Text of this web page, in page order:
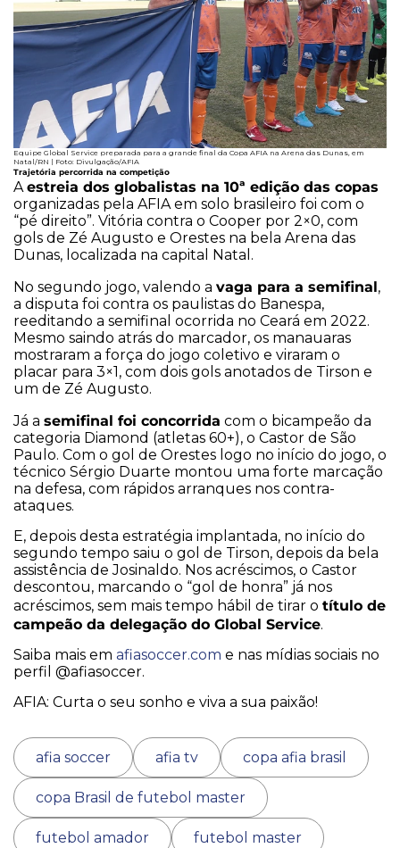
Equipe Global Service preparada para a grande final da Copa AFIA na Arena das Dunas, em
Natal/RN | Foto: Divulgação/AFIA
Trajetória percorrida na competição
Aestreia dos globalistas na 10ª edição das copas
organizadas pela AFIA em solo brasileiro foi com o
“pé direito”. Vitória contra o Cooper por 2×0, com
gols de Zé Augusto e Orestes na bela Arena das
Dunas, localizada na capital Natal.
No segundo jogo, valendo a vaga para a semifinal,
a disputa foi contra os paulistas do Banespa,
reeditando a semifinal ocorrida no Ceará em 2022.
Mesmo saindo atrás do marcador, os manauaras
mostraram a força do jogo coletivo e viraram o
placar para 3×1, com dois gols anotados de Tirson e
um de Zé Augusto.
Já a semifinal foi concorrida com o bicampeão da
categoria Diamond (atletas 60+), o Castor de São
Paulo. Com o gol de Orestes logo no início do jogo, o
técnico Sérgio Duarte montou uma forte marcação
na defesa, com rápidos arranques nos contra-
ataques.
E, depois desta estratégia implantada, no início do
segundo tempo saiu o gol de Tirson, depois da bela
assistência de Josinaldo. Nos acréscimos, o Castor
descontou, marcando o “gol de honra” já nos
acréscimos, sem mais tempo hábil de tirar o título de
campeão da delegação do Global Service.
Saiba mais em afiasoccer.com e nas mídias sociais no
perfil @afiasoccer.
AFIA: Curta o seu sonho e viva a sua paixão!
afia soccer afia tv copa afia brasil
copa Brasil de futebol master
futebol amador futebol master